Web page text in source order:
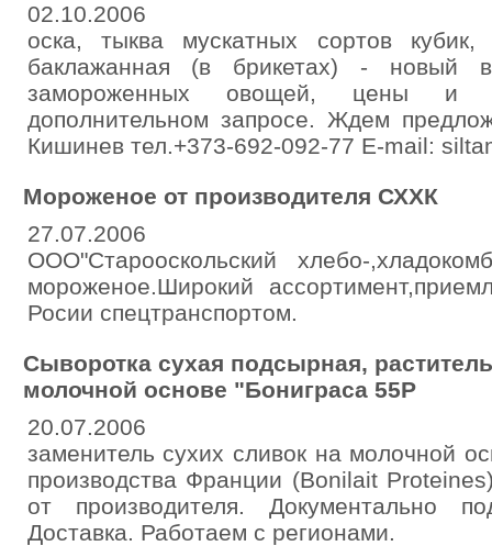
02.10.2006
оска, тыква мускатных сортов
баклажанная (в брикетах) - новый
замороженных овощей, цены и
дополнительном запросе. Ждем
Кишинев тел.+373-692-092-77 E-mail:
Мороженое от производителя СХХК
27.07.2006
ООО"Старооскольский хлебо-
мороженое.Широкий
Росии спецтранспортом.
Сыворотка сухая подсырная,
молочной основе "Бониграса 55Р
20.07.2006
заменитель сухих сливок на молочной
производства Франции (Bonilait
от производителя. Документально
Доставка. Работаем с регионами.